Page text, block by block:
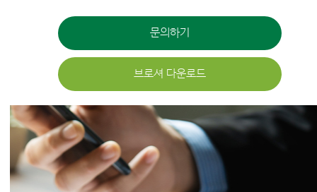
문의하기
브로셔 다운로드